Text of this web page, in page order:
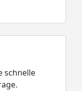
schnelle